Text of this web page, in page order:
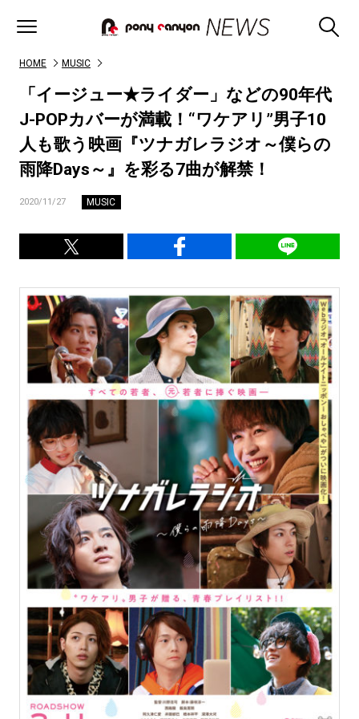
HOME MUSIC
「イージュー★ライダー」などの90年代
J-POPカバーが満載！“ワケアリ”男子10
人も歌う映画『ツナガレラジオ～僕らの
雨降Days～』を彩る7曲が解禁！
2020/11/27 MUSIC